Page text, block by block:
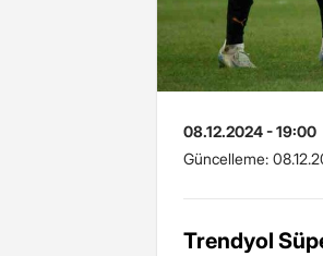
08.12.2024 - 19:00
Güncelleme:
Trendyol